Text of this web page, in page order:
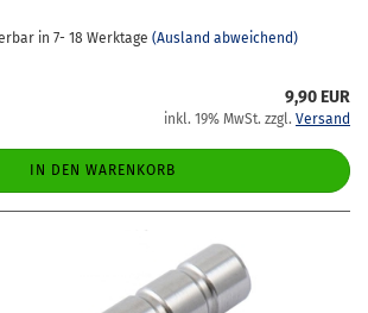
in 7- 18 Werktage (Ausland abweichend)
9,90 EUR
inkl. 19% MwSt. zzgl. Versand
IN DEN WARENKORB